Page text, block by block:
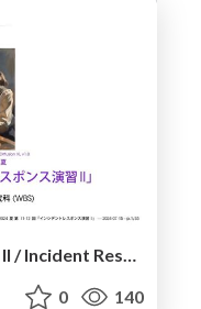
インシデントレスポンス演習 II / Incident Response Exercise II
0 140